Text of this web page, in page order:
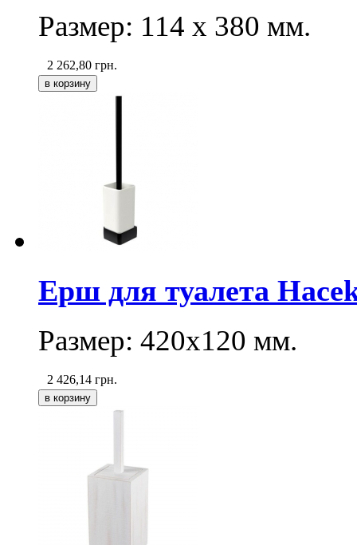
Размер: 114 х 380 мм.
2 262,80 грн.
Ерш для туалета
Размер: 420x120 мм.
2 426,14 грн.